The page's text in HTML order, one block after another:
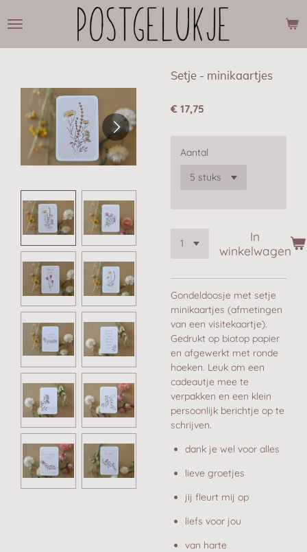
direct
Setje - minikaartjes
€ 17,75
Aantal
In
winkelwagen
Gondeldoosje met setje
minikaartjes (afmetingen
van een visitekaartje).
Gedrukt op biotop papier
en afgewerkt met ronde
hoeken. Leuk om een
cadeautje mee te
verpakken en een klein
persoonlijk berichtje op te
schrijven.
dank je wel voor alles
lieve groetjes
jij fleurt mij op
liefs voor jou
van harte